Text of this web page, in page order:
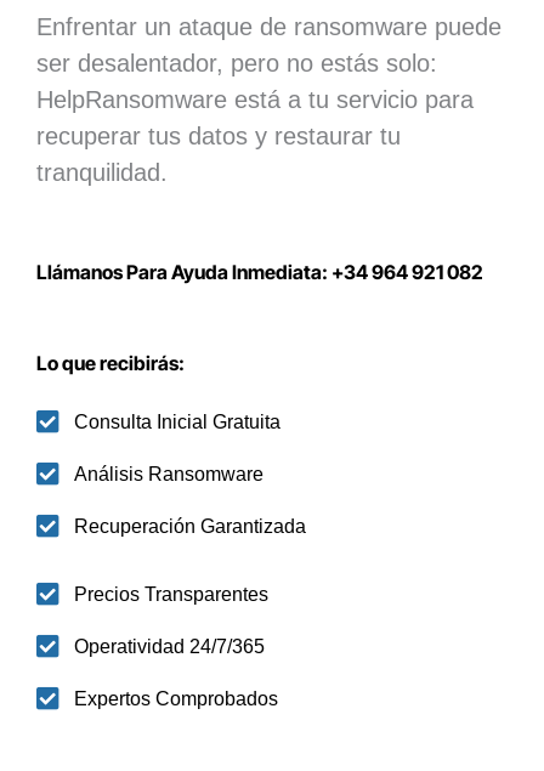
Enfrentar un ataque de ransomware puede
ser desalentador, pero no estás solo:
HelpRansomware está a tu servicio para
recuperar tus datos y restaurar tu
tranquilidad.
Llámanos Para Ayuda Inmediata: +34 964 921 082
Lo que recibirás:
Consulta Inicial Gratuita
Análisis Ransomware
Recuperación Garantizada
Precios Transparentes
Operatividad 24/7/365
Expertos Comprobados